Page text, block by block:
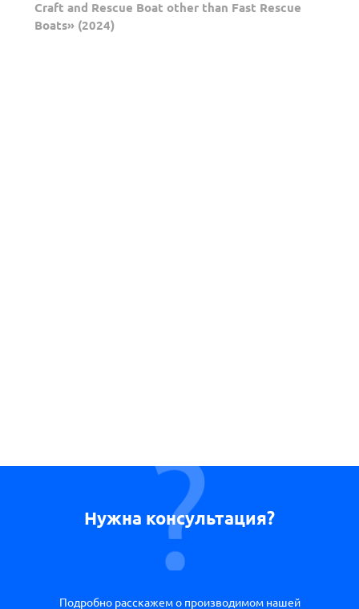
Craft and Rescue Boat other than Fast Rescue
Boats» (2024)
Нужна консультация?
Подробно расскажем о производимом нашей